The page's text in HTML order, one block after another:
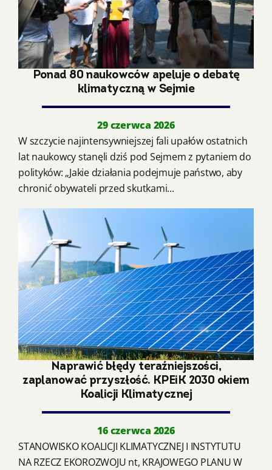
Ponad 80 naukowców apeluje o debatę
klimatyczną w Sejmie
29 czerwca 2026
W szczycie najintensywniejszej fali upałów ostatnich
lat naukowcy stanęli dziś pod Sejmem z pytaniem do
polityków: „Jakie działania podejmuje państwo, aby
chronić obywateli przed skutkami...
Naprawić błędy teraźniejszości,
zaplanować przyszłość. KPEiK 2030 okiem
Koalicji Klimatycznej
16 czerwca 2026
STANOWISKO KOALICJI KLIMATYCZNEJ I INSTYTUTU
NA RZECZ EKOROZWOJU nt, KRAJOWEGO PLANU W